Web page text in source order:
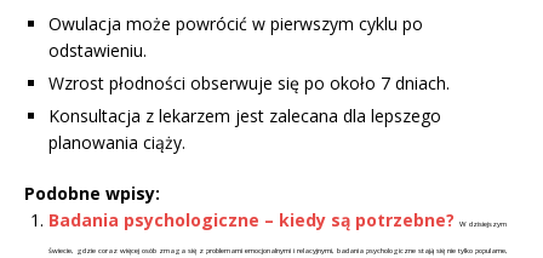
Owulacja może powrócić w pierwszym cyklu po
odstawieniu.
Wzrost płodności obserwuje się po około 7 dniach.
Konsultacja z lekarzem jest zalecana dla lepszego
planowania ciąży.
Podobne wpisy:
Badania psychologiczne – kiedy są potrzebne?
W dzisiejszym
świecie, gdzie coraz więcej osób zmaga się z problemami emocjonalnymi i relacyjnymi, badania psychologiczne stają się nie tylko popularne,